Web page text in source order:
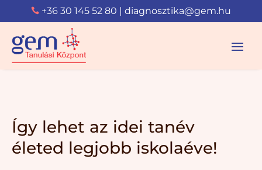
 +36 30 145 52 80 | diagnosztika@gem.hu
Így lehet az idei tanév
életed legjobb iskolaéve!